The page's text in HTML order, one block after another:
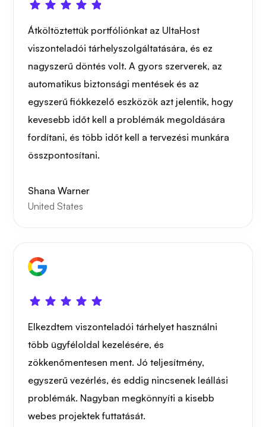
Átköltöztettük portfóliónkat az UltaHost
viszonteladói tárhelyszolgáltatására, és ez
nagyszerű döntés volt. A gyors szerverek, az
automatikus biztonsági mentések és az
egyszerű fiókkezelő eszközök azt jelentik, hogy
kevesebb időt kell a problémák megoldására
fordítani, és több időt kell a tervezési munkára
összpontosítani.
Shana Warner
United States
Elkezdtem viszonteladói tárhelyet használni
több ügyféloldal kezelésére, és
zökkenőmentesen ment. Jó teljesítmény,
egyszerű vezérlés, és eddig nincsenek leállási
problémák. Nagyban megkönnyíti a kisebb
webes projektek futtatását.